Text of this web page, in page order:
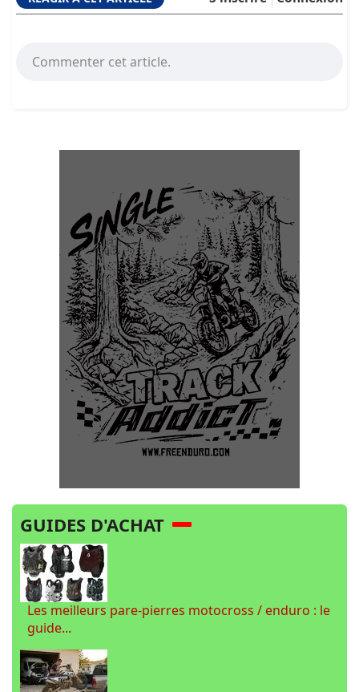
Commenter cet article.
GUIDES D'ACHAT
Les meilleurs pare-pierres motocross / enduro : le
guide...